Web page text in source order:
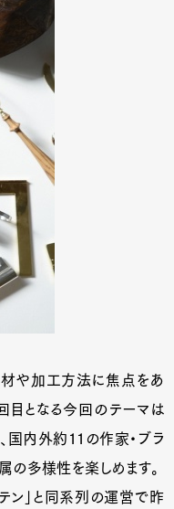
材や加工方法に焦点をあ
となる今回のテーマは
、国内外約11の作家・ブラ
の多様性を楽しめます。
ン」と同系列の運営で昨